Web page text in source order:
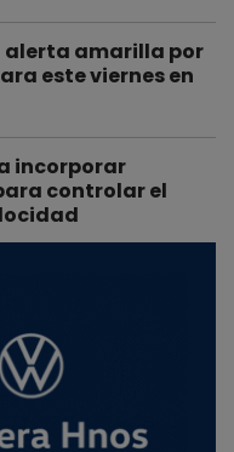
alerta amarilla por
este viernes en
incorporar
controlar el